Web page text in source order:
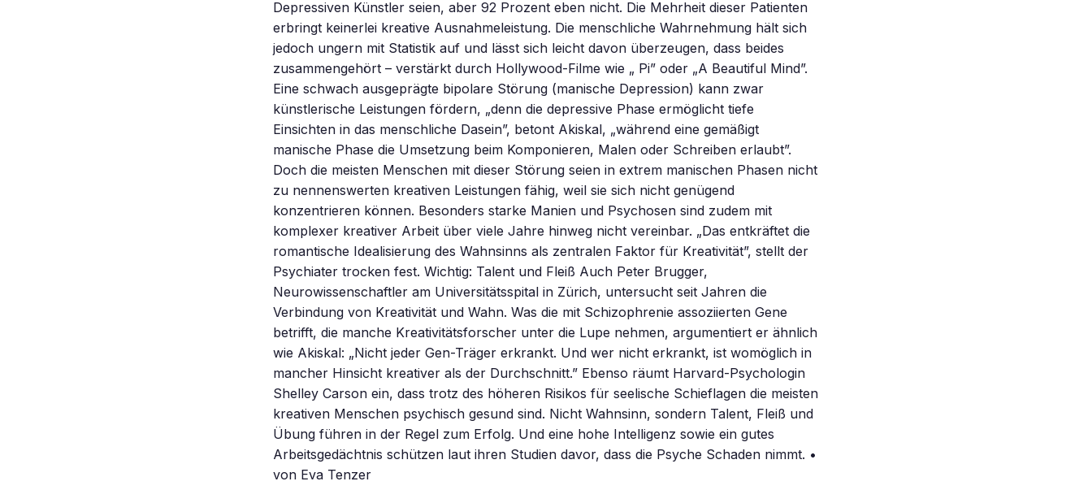
Depressiven Künstler seien, aber 92 Prozent eben nicht. Die Mehrheit dieser Patienten
erbringt keinerlei kreative Ausnahmeleistung. Die menschliche Wahrnehmung hält sich
jedoch ungern mit Statistik auf und lässt sich leicht davon überzeugen, dass beides
zusammengehört – verstärkt durch Hollywood-Filme wie „ Pi” oder „A Beautiful Mind”.
Eine schwach ausgeprägte bipolare Störung (manische Depression) kann zwar
künstlerische Leistungen fördern, „denn die depressive Phase ermöglicht tiefe
Einsichten in das menschliche Dasein”, betont Akiskal, „während eine gemäßigt
manische Phase die Umsetzung beim Komponieren, Malen oder Schreiben erlaubt”.
Doch die meisten Menschen mit dieser Störung seien in extrem manischen Phasen nicht
zu nennenswerten kreativen Leistungen fähig, weil sie sich nicht genügend
konzentrieren können. Besonders starke Manien und Psychosen sind zudem mit
komplexer kreativer Arbeit über viele Jahre hinweg nicht vereinbar. „Das entkräftet die
romantische Idealisierung des Wahnsinns als zentralen Faktor für Kreativität”, stellt der
Psychiater trocken fest. Wichtig: Talent und Fleiß Auch Peter Brugger,
Neurowissenschaftler am Universitätsspital in Zürich, untersucht seit Jahren die
Verbindung von Kreativität und Wahn. Was die mit Schizophrenie assoziierten Gene
betrifft, die manche Kreativitätsforscher unter die Lupe nehmen, argumentiert er ähnlich
wie Akiskal: „Nicht jeder Gen-Träger erkrankt. Und wer nicht erkrankt, ist womöglich in
mancher Hinsicht kreativer als der Durchschnitt.” Ebenso räumt Harvard-Psychologin
Shelley Carson ein, dass trotz des höheren Risikos für seelische Schieflagen die meisten
kreativen Menschen psychisch gesund sind. Nicht Wahnsinn, sondern Talent, Fleiß und
Übung führen in der Regel zum Erfolg. Und eine hohe Intelligenz sowie ein gutes
Arbeitsgedächtnis schützen laut ihren Studien davor, dass die Psyche Schaden nimmt. •
von Eva Tenzer